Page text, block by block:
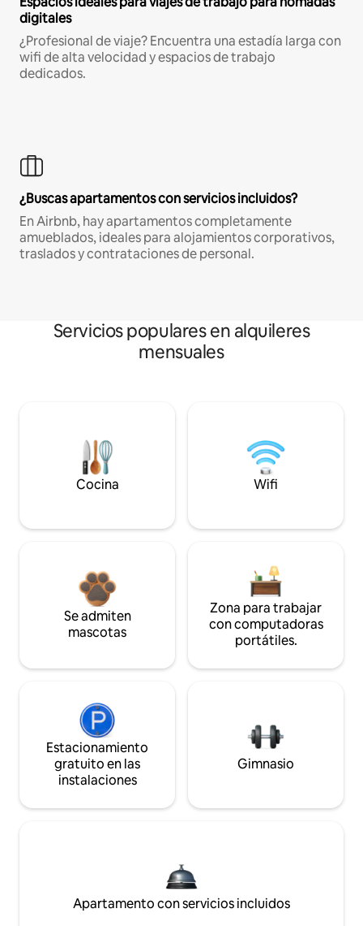
digitales
¿Profesional de viaje? Encuentra una estadía larga con
wifi de alta velocidad y espacios de trabajo
dedicados.
¿Buscas apartamentos con servicios incluidos?
En Airbnb, hay apartamentos completamente
amueblados, ideales para alojamientos corporativos,
traslados y contrataciones de personal.
Servicios populares en alquileres
mensuales
Cocina Wifi
Se admiten
mascotas
Zona para trabajar
con computadoras
portátiles.
Estacionamiento
gratuito en las
instalaciones
Gimnasio
Apartamento con servicios incluidos